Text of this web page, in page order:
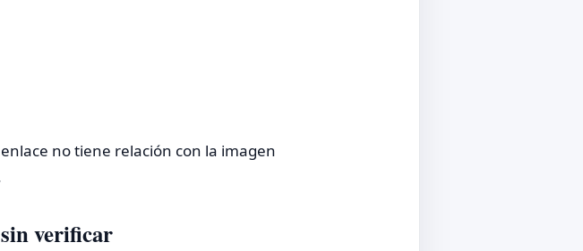
no tiene relación con la imagen
verificar